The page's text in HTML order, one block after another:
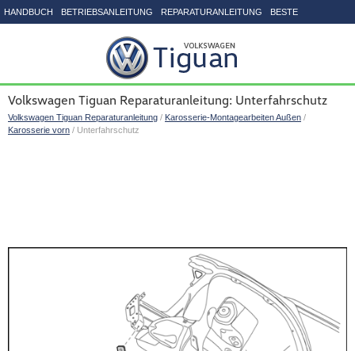
HANDBUCH BETRIEBSANLEITUNG REPARATURANLEITUNG BESTE
Volkswagen Tiguan Reparaturanleitung: Unterfahrschutz
Volkswagen Tiguan Reparaturanleitung / Karosserie-Montagearbeiten Außen /
Karosserie vorn / Unterfahrschutz